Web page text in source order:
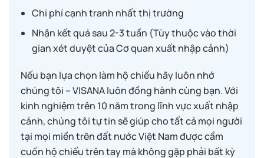
Chi phí cạnh tranh nhất thị trường
Nhận kết quả sau 2-3 tuần (Tùy thuộc vào thời
gian xét duyệt của Cơ quan xuất nhập cảnh)
Nếu bạn lựa chọn làm hộ chiếu hãy luôn nhớ
chúng tôi – VISANA luôn đồng hành cùng bạn. Với
kinh nghiệm trên 10 năm trong lĩnh vực xuất nhập
cảnh, chúng tôi tự tin sẽ giúp cho tất cả mọi người
tại mọi miền trên đất nước Việt Nam được cầm
cuốn hộ chiếu trên tay mà không gặp phải bất kỳ